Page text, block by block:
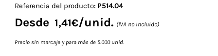
Referencia del producto: P514.04
Desde 1,41€/unid. (IVA no incluido)
Precio sin marcaje y para más de 5.000 unid.